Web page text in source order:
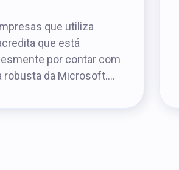
que utiliza
que está
por contar com
robusta da Microsoft....